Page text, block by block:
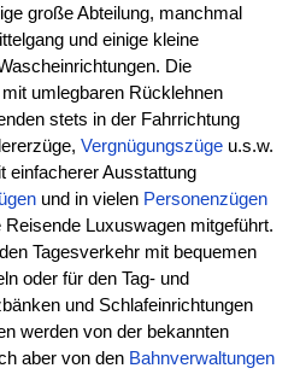
große Abteilung, manchmal
und einige kleine
Die
umlegbaren Rücklehnen
stets in der Fahrrichtung
Vergnügungszügeu.s.w.
einfacherer Ausstattung
und in vielen Personenzügen
Luxuswagen mitgeführt.
Tagesverkehr mit bequemen
oder für den Tag- und
und Schlafeinrichtungen
werden von der bekannten
aber von den Bahnverwaltungen